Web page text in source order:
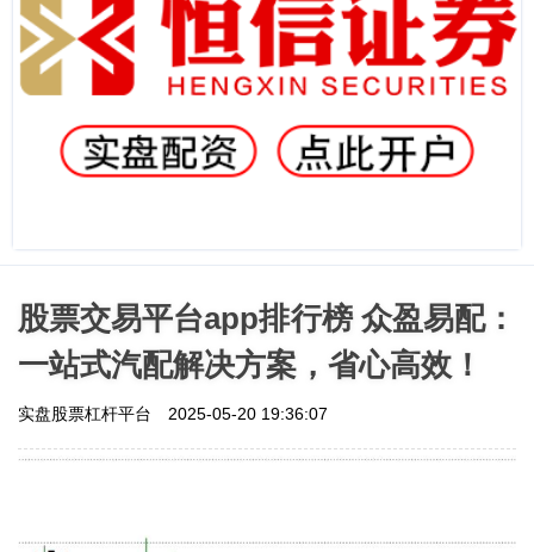
股票交易平台app排行榜 众盈易配：
一站式汽配解决方案，省心高效！
实盘股票杠杆平台 2025-05-20 19:36:07